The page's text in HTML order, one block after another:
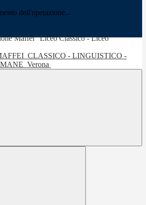
dell'operazione...
CLASSICO - LINGUISTICO -
Verona